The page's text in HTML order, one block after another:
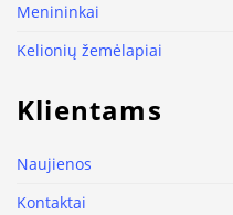
Menininkai
Kelionių žemėlapiai
Klientams
Naujienos
Kontaktai